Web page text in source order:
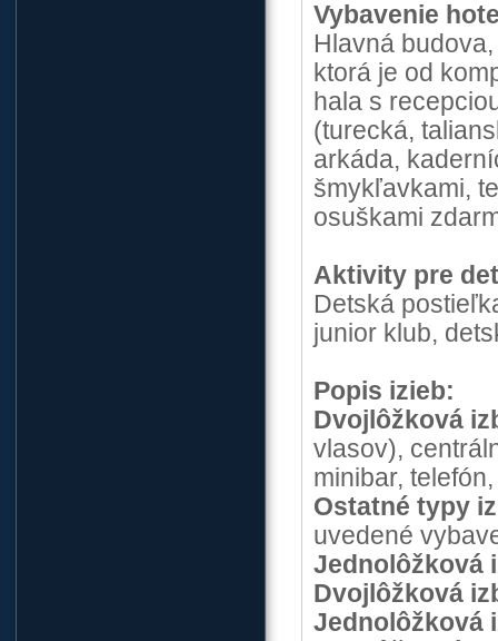
Vybavenie
Hlavná
ktorá je od
hala s
(turecká,
arkáda,
šmykľavkami,
osuškami
Aktivity pre
Detská
junior klub,
Popis izieb:
Dvojlôžková
vlasov),
minibar,
Ostatné typy
uvedené
Jednolôžková
Dvojlôžková
Jednolôžková